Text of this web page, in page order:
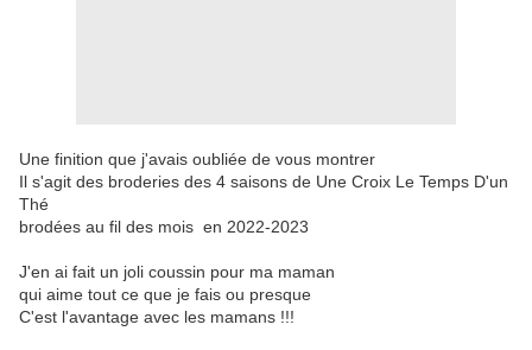
Une finition que j'avais oubliée de vous montrer
Il s'agit des broderies des 4 saisons de Une Croix Le Temps D'un
Thé
brodées au fil des mois en 2022-2023
J'en ai fait un joli coussin pour ma maman
qui aime tout ce que je fais ou presque
C'est l'avantage avec les mamans !!!